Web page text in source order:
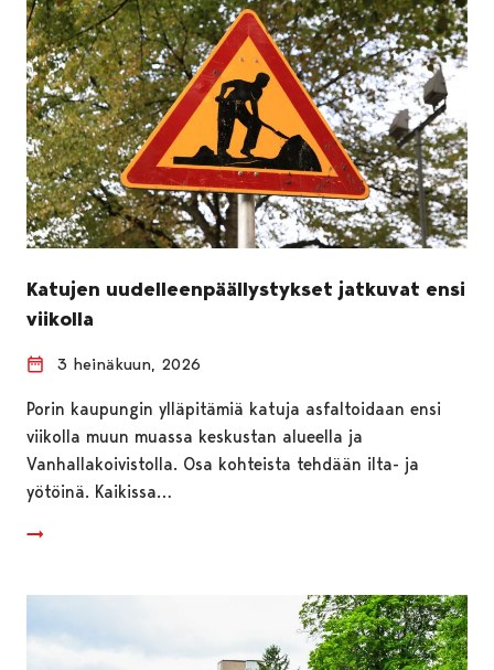
Katujen uudelleenpäällystykset jatkuvat ensi
viikolla
3 heinäkuun, 2026
Porin kaupungin ylläpitämiä katuja asfaltoidaan ensi
viikolla muun muassa keskustan alueella ja
Vanhallakoivistolla. Osa kohteista tehdään ilta- ja
yötöinä. Kaikissa…